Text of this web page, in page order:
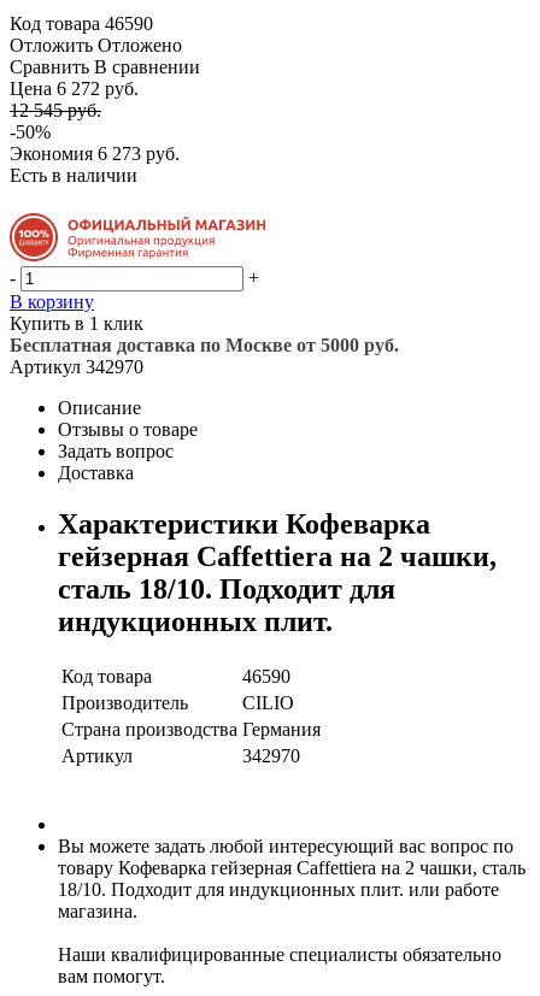
Код товара 46590
Отложить Отложено
Сравнить В сравнении
Цена 6 272 руб.
12 545 руб.
-50%
Экономия 6 273 руб.
Есть в наличии
-
+
В корзину
Купить в 1 клик
Бесплатная доставка по Москве от 5000 руб.
Артикул 342970
Описание
Отзывы о товаре
Задать вопрос
Доставка
Характеристики Кофеварка
гейзерная Caffettiera на 2 чашки,
сталь 18/10. Подходит для
индукционных плит.
Код товара
46590
Производитель
CILIO
Страна производства Германия
Артикул
342970
Вы можете задать любой интересующий вас вопрос по
товару Кофеварка гейзерная Caffettiera на 2 чашки, сталь
18/10. Подходит для индукционных плит. или работе
магазина.
Наши квалифицированные специалисты обязательно
вам помогут.